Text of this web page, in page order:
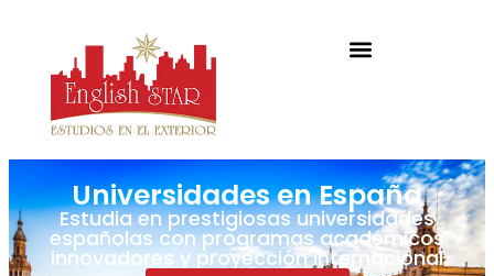
Universidades en España
Estudia en prestigiosas universidades
españolas con programas académicos
innovadores y proyección internacional